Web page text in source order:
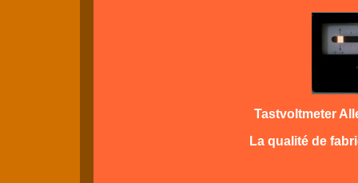
Tastvoltmeter
La qualité de